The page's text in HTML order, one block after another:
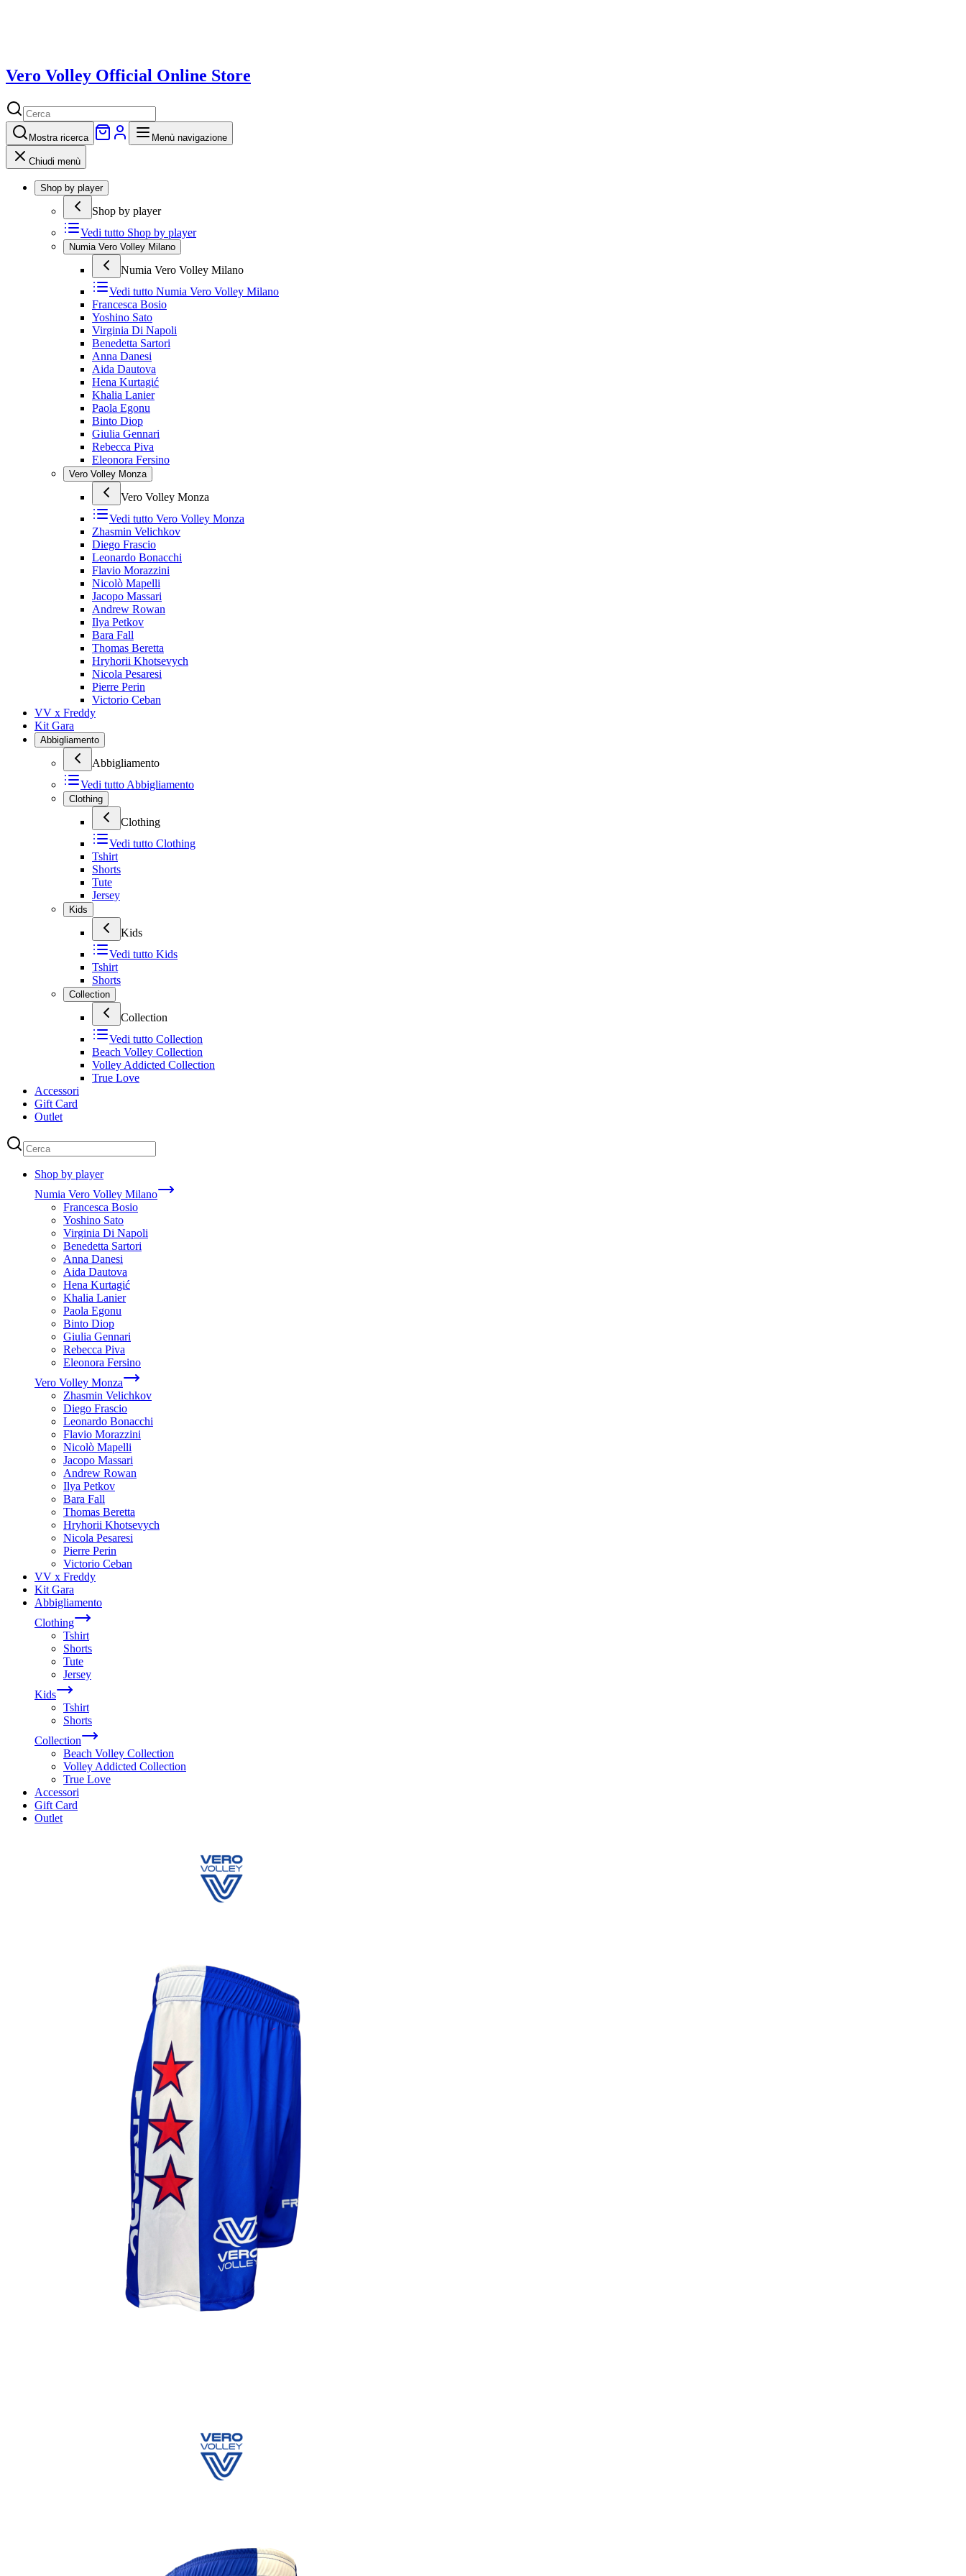
Vero Volley Official Online Store
Mostra ricerca Menù navigazione
Chiudi menù
Shop by player
Shop by player
Vedi tutto Shop by player
Numia Vero Volley Milano
Numia Vero Volley Milano
Vedi tutto Numia Vero Volley Milano
Francesca Bosio
Yoshino Sato
Virginia Di Napoli
Benedetta Sartori
Anna Danesi
Aida Dautova
Hena Kurtagić
Khalia Lanier
Paola Egonu
Binto Diop
Giulia Gennari
Rebecca Piva
Eleonora Fersino
Vero Volley Monza
Vero Volley Monza
Vedi tutto Vero Volley Monza
Zhasmin Velichkov
Diego Frascio
Leonardo Bonacchi
Flavio Morazzini
Nicolò Mapelli
Jacopo Massari
Andrew Rowan
Ilya Petkov
Bara Fall
Thomas Beretta
Hryhorii Khotsevych
Nicola Pesaresi
Pierre Perin
Victorio Ceban
VV x Freddy
Kit Gara
Abbigliamento
Abbigliamento
Vedi tutto Abbigliamento
Clothing
Clothing
Vedi tutto Clothing
Tshirt
Shorts
Tute
Jersey
Kids
Kids
Vedi tutto Kids
Tshirt
Shorts
Collection
Collection
Vedi tutto Collection
Beach Volley Collection
Volley Addicted Collection
True Love
Accessori
Gift Card
Outlet
Shop by player
Numia Vero Volley Milano
Francesca Bosio
Yoshino Sato
Virginia Di Napoli
Benedetta Sartori
Anna Danesi
Aida Dautova
Hena Kurtagić
Khalia Lanier
Paola Egonu
Binto Diop
Giulia Gennari
Rebecca Piva
Eleonora Fersino
Vero Volley Monza
Zhasmin Velichkov
Diego Frascio
Leonardo Bonacchi
Flavio Morazzini
Nicolò Mapelli
Jacopo Massari
Andrew Rowan
Ilya Petkov
Bara Fall
Thomas Beretta
Hryhorii Khotsevych
Nicola Pesaresi
Pierre Perin
Victorio Ceban
VV x Freddy
Kit Gara
Abbigliamento
Clothing
Tshirt
Shorts
Tute
Jersey
Kids
Tshirt
Shorts
Collection
Beach Volley Collection
Volley Addicted Collection
True Love
Accessori
Gift Card
Outlet